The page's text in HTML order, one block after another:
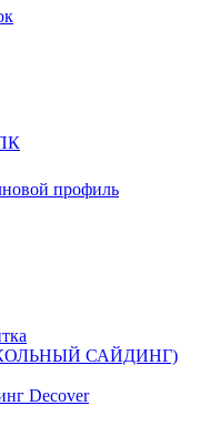
профиль
САЙДИНГ)
Decover